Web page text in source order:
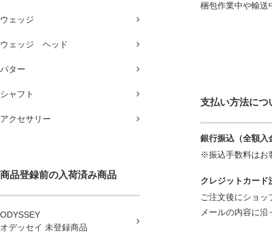
ウェッジ
ウェッジ ヘッド
パター
シャフト
アクセサリー
商品登録前の入荷済み商品
ODYSSEY
オデッセイ 未登録商品
梱包作業中や輸送
支払い方法につ
銀行振込（全額入
※振込手数料はお
クレジットカード
ご注文後にショ
メールの内容に